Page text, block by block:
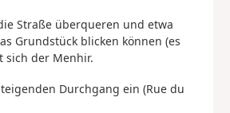
Straße überqueren und etwa
Grundstück blicken können (es
sich der Menhir.
Durchgang ein (Rue du